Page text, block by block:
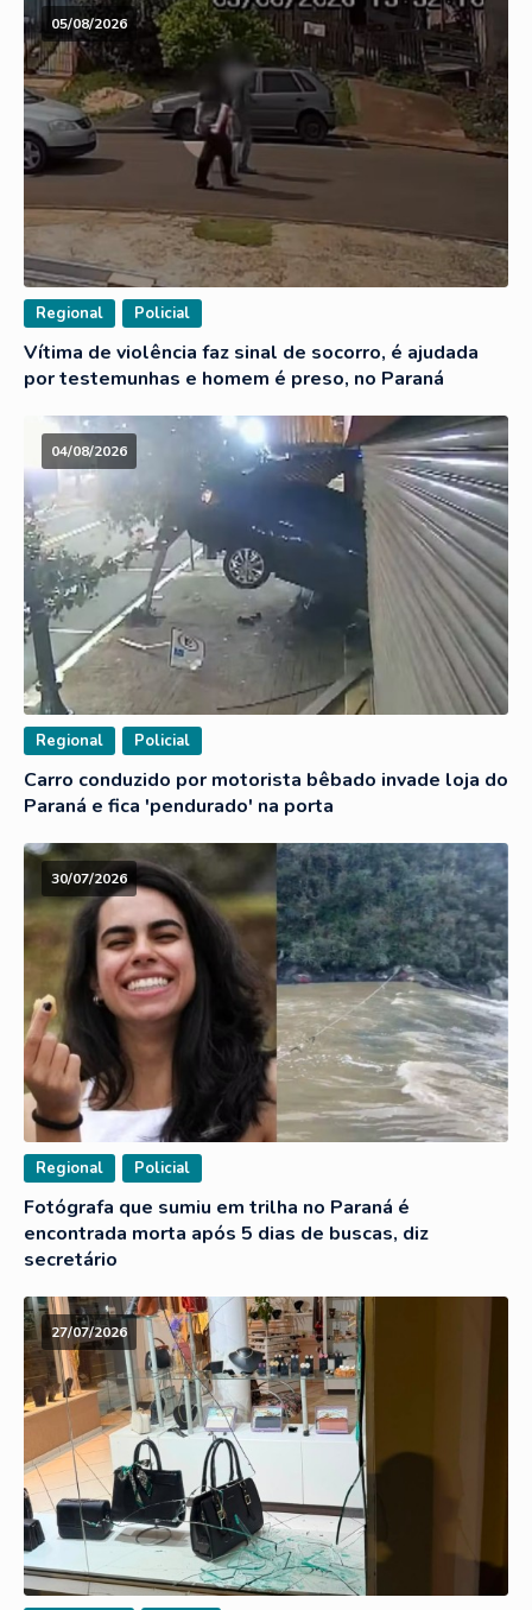
05/08/2026
Regional Policial
Vítima de violência faz sinal de socorro, é ajudada
por testemunhas e homem é preso, no Paraná
04/08/2026
Regional Policial
Carro conduzido por motorista bêbado invade loja do
Paraná e fica 'pendurado' na porta
30/07/2026
Regional Policial
Fotógrafa que sumiu em trilha no Paraná é
encontrada morta após 5 dias de buscas, diz
secretário
27/07/2026